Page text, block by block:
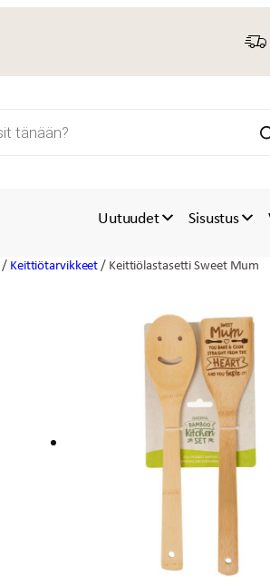
Uutuudet Sisustus
/ Keittiötarvikkeet/ Keittiölastasetti Sweet Mum